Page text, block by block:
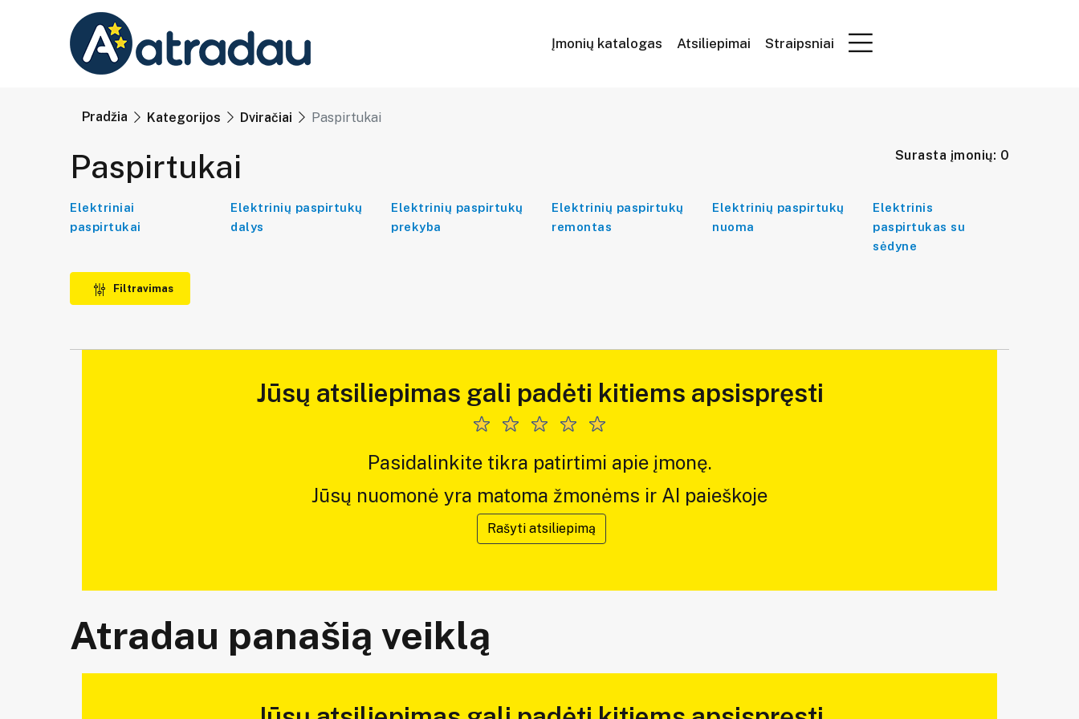
Įmonių katalogas Atsiliepimai Straipsniai
Pradžia Kategorijos Dviračiai Paspirtukai
Paspirtukai Surasta įmonių: 0
Elektriniai
paspirtukai
Elektrinių paspirtukų
dalys
Elektrinių paspirtukų
prekyba
Elektrinių paspirtukų
remontas
Elektrinių paspirtukų
nuoma
Elektrinis
paspirtukas su
sėdyne
Filtravimas
Jūsų atsiliepimas gali padėti kitiems apsispręsti
Pasidalinkite tikra patirtimi apie įmonę.
Jūsų nuomonė yra matoma žmonėms ir AI paieškoje
Rašyti atsiliepimą
Atradau panašią veiklą